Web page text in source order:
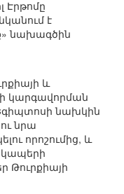
է
նախագծին
և
կարգավորման
նախկին
նրա
որոշումից, և
Թուրքիայի